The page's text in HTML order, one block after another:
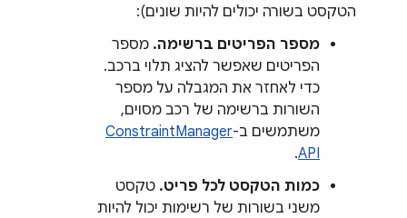
הטקסט בשורה יכולים להיות שונים):
מספר הפריטים ברשימה. מספר
הפריטים שאפשר להציג תלוי ברכב.
כדי לאחזר את המגבלה על מספר
השורות ברשימה של רכב מסוים,
משתמשים ב-ConstraintManager
API
.
כמות הטקסט לכל פריט. טקסט
משני בשורות של רשימות יכול להיות